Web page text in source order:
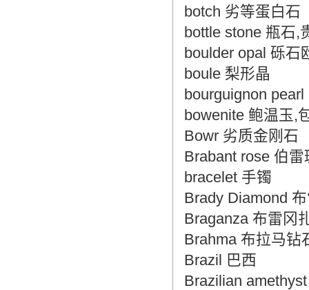
botch 劣等蛋白石
bottle stone 瓶石,
boulder opal 砾石
boule 梨形晶
bourguignon
bowenite 鲍温玉,
Bowr 劣质金刚石
Brabant rose 伯
bracelet 手镯
Brady Diamond
Braganza 布雷冈
Brahma 布拉马钻
Brazil 巴西
Brazilian